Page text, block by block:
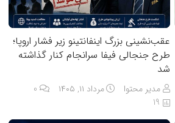
عقب‌نشینی بزرگ اینفانتینو زیر فشار اروپا؛
طرح جنجالی فیفا سرانجام کنار گذاشته
شد
مدیر محتوا مرداد ۱۱, ۱۴۰۵
19